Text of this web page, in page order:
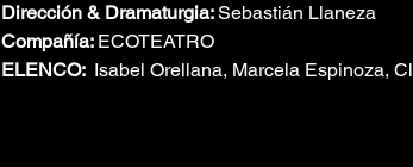
Dirección & Dramaturgia: Sebastián Llaneza
Compañía: ECOTEATRO
ELENCO: Isabel Orellana, Marcela Espinoza,